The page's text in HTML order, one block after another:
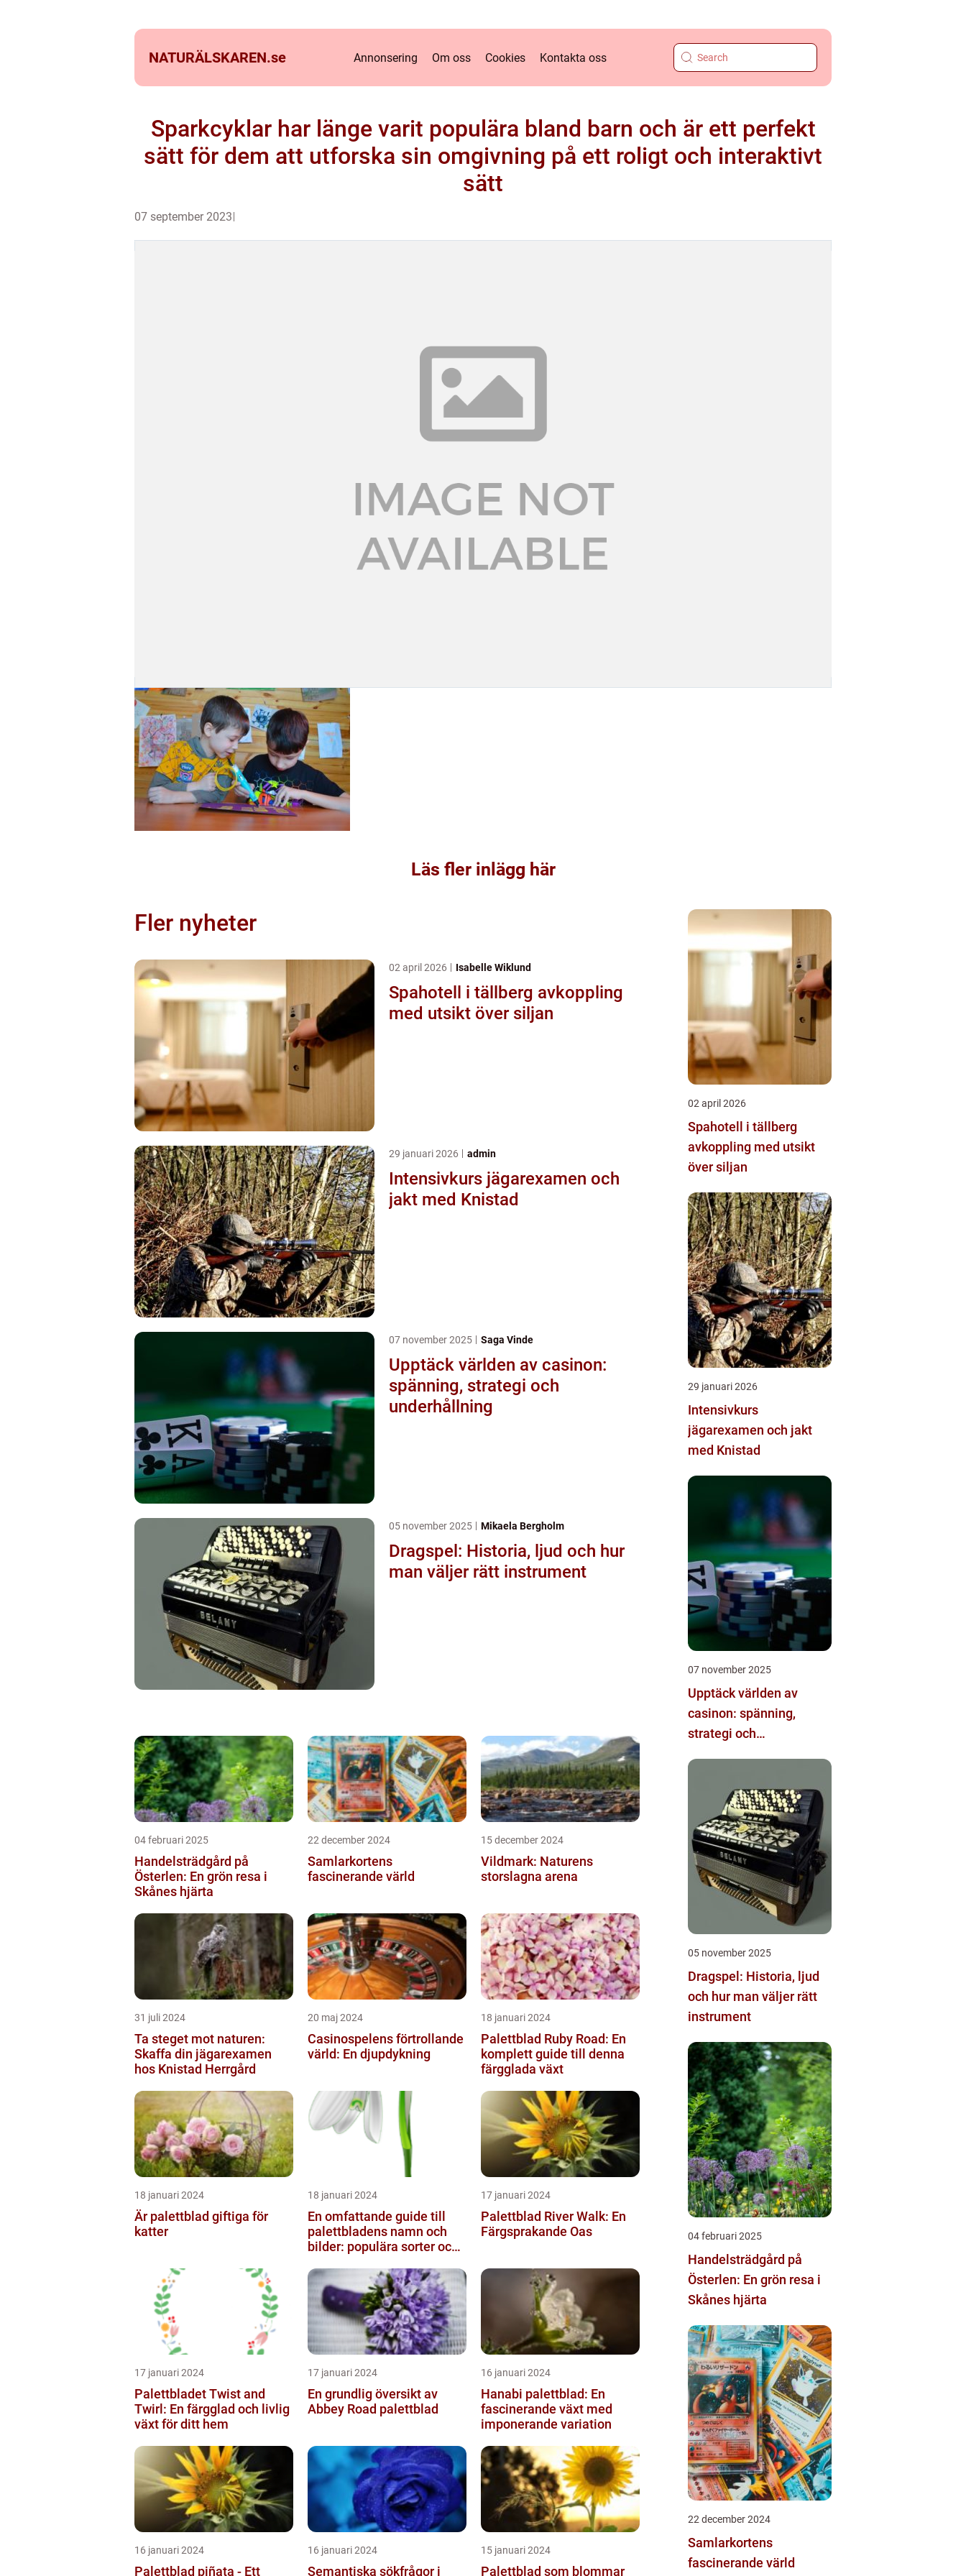
NATURÄLSKAREN.se Annonsering Om oss Cookies Kontakta oss
Sparkcyklar har länge varit populära bland barn och är ett perfekt
sätt för dem att utforska sin omgivning på ett roligt och interaktivt
sätt
07 september 2023
Läs fler inlägg här
Fler nyheter
02 april 2026 Isabelle Wiklund
Spahotell i tällberg avkoppling
med utsikt över siljan
29 januari 2026 admin
Intensivkurs jägarexamen och
jakt med Knistad
07 november 2025 Saga Vinde
Upptäck världen av casinon:
spänning, strategi och
underhållning
05 november 2025 Mikaela Bergholm
Dragspel: Historia, ljud och hur
man väljer rätt instrument
04 februari 2025
Handelsträdgård på
Österlen: En grön resa i
Skånes hjärta
22 december 2024
Samlarkortens
fascinerande värld
15 december 2024
Vildmark: Naturens
storslagna arena
31 juli 2024
Ta steget mot naturen:
Skaffa din jägarexamen
hos Knistad Herrgård
20 maj 2024
Casinospelens förtrollande
värld: En djupdykning
18 januari 2024
Palettblad Ruby Road: En
komplett guide till denna
färgglada växt
18 januari 2024
Är palettblad giftiga för
katter
18 januari 2024
En omfattande guide till
palettbladens namn och
bilder: populära sorter och
17 januari 2024
Palettblad River Walk: En
Färgsprakande Oas
17 januari 2024
Palettbladet Twist and
Twirl: En färgglad och livlig
växt för ditt hem
17 januari 2024
En grundlig översikt av
Abbey Road palettblad
16 januari 2024
Hanabi palettblad: En
fascinerande växt med
imponerande variation
16 januari 2024
Palettblad piñata - Ett
16 januari 2024
Semantiska sökfrågor i
15 januari 2024
Palettblad som blommar
02 april 2026
Spahotell i tällberg
avkoppling med utsikt
över siljan
29 januari 2026
Intensivkurs
jägarexamen och jakt
med Knistad
07 november 2025
Upptäck världen av
casinon: spänning,
strategi och
05 november 2025
Dragspel: Historia, ljud
och hur man väljer rätt
instrument
04 februari 2025
Handelsträdgård på
Österlen: En grön resa i
Skånes hjärta
22 december 2024
Samlarkortens
fascinerande värld